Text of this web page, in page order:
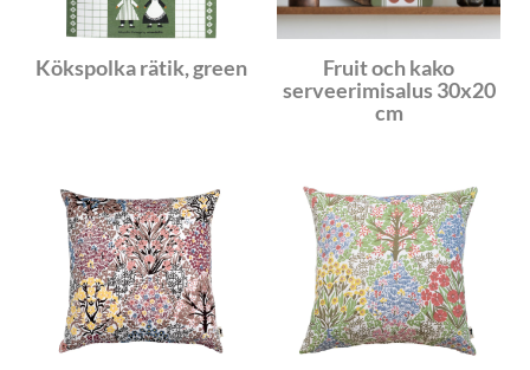
Kökspolka rätik, green
Fruit och kako
serveerimisalus 30x20
cm